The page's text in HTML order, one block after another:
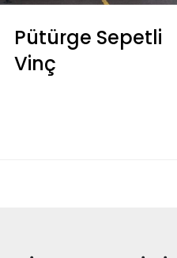
Pütürge Sepetli
Vinç